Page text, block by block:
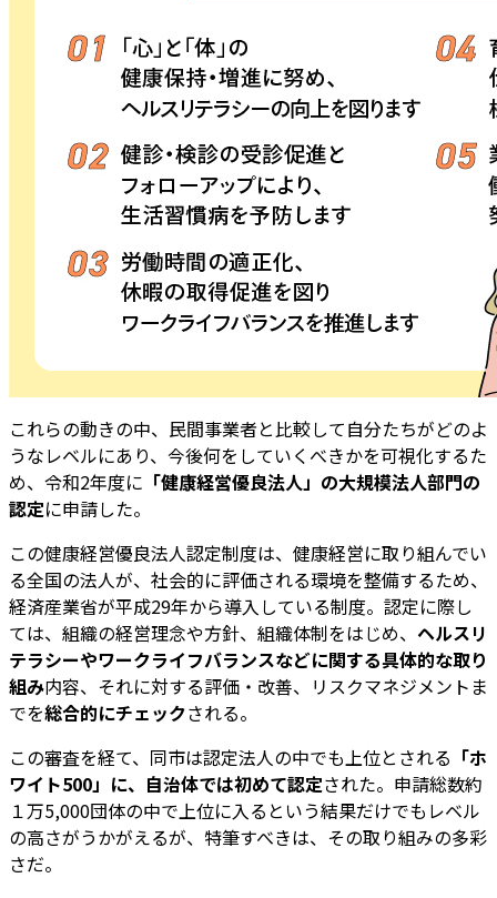
これらの動きの中、民間事業者と比較して自分たちがどのよ
うなレベルにあり、今後何をしていくべきかを可視化するた
め、令和2年度に 「健康経営優良法人」の大規模法人部門の
認定に申請した。
この健康経営優良法人認定制度は、健康経営に取り組んでい
る全国の法人が、社会的に評価される環境を整備するため、
経済産業省が平成29年から導入している制度。認定に際し
ては、組織の経営理念や方針、組織体制をはじめ、 ヘルスリ
テラシーやワークライフバランスなどに関する具体的な取り
組み内容、それに対する評価・改善、リスクマネジメントま
でを総合的にチェックされる。
この審査を経て、同市は認定法人の中でも上位とされる 「ホ
ワイト500」に、自治体では初めて認定された。申請総数約
１万5,000団体の中で上位に入るという結果だけでもレベル
の高さがうかがえるが、特筆すべきは、その取り組みの多彩
さだ。